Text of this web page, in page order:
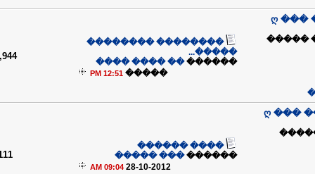
ღ ���
�� ��
�������� ��������
�����...
������
�� ���� ����
�����
12:51 PM
ღ ���
���
���� ������
������
��� �����
28-10-2012
09:04 AM